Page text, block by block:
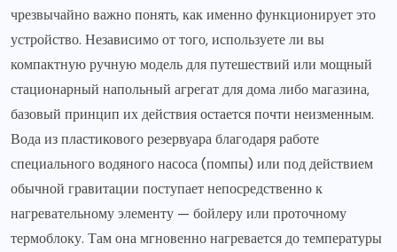
чрезвычайно важно понять, как именно функционирует это
устройство. Независимо от того, используете ли вы
компактную ручную модель для путешествий или мощный
стационарный напольный агрегат для дома либо магазина,
базовый принцип их действия остается почти неизменным.
Вода из пластикового резервуара благодаря работе
специального водяного насоса (помпы) или под действием
обычной гравитации поступает непосредственно к
нагревательному элементу — бойлеру или проточному
термоблоку. Там она мгновенно нагревается до температуры